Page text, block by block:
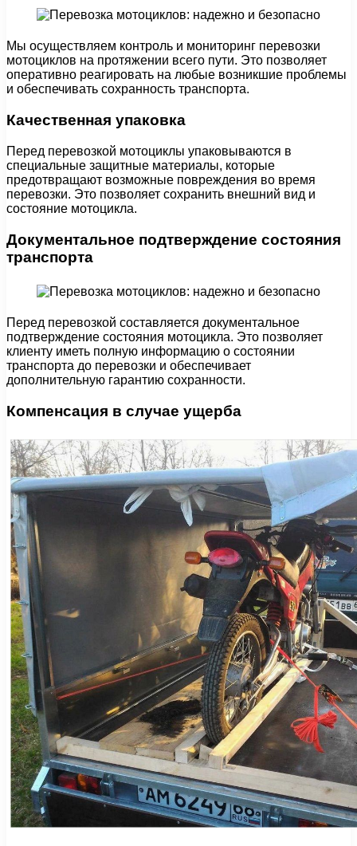
Мы осуществляем контроль и мониторинг перевозки
мотоциклов на протяжении всего пути. Это позволяет
оперативно реагировать на любые возникшие проблемы
и обеспечивать сохранность транспорта.
Качественная упаковка
Перед перевозкой мотоциклы упаковываются в
специальные защитные материалы, которые
предотвращают возможные повреждения во время
перевозки. Это позволяет сохранить внешний вид и
состояние мотоцикла.
Документальное подтверждение состояния
транспорта
Перед перевозкой составляется документальное
подтверждение состояния мотоцикла. Это позволяет
клиенту иметь полную информацию о состоянии
транспорта до перевозки и обеспечивает
дополнительную гарантию сохранности.
Компенсация в случае ущерба